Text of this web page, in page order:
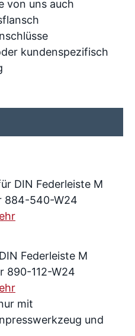
von uns auch
kundenspezifisch
DIN Federleiste M
884-540-W24
Federleiste M
890-112-W24
mit
und